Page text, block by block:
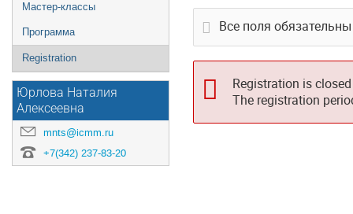
Мастер-классы
Программа
Registration
Юрлова Наталия
Алексеевна
mnts@icmm.ru
+7(342) 237-83-20
Все поля
Registration is closed
The registration